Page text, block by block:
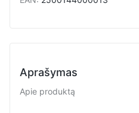
Aprašymas
Apie produktą